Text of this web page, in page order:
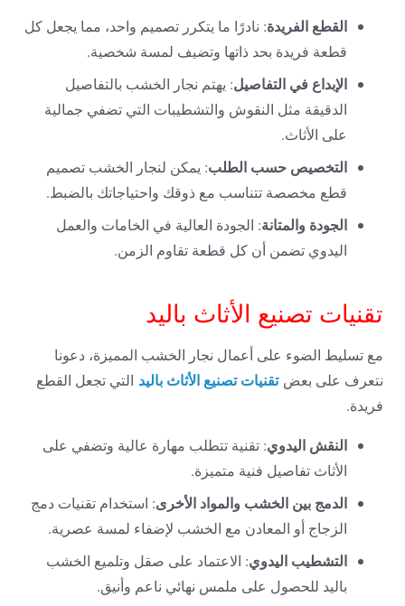
القطع الفريدة: نادرًا ما يتكرر تصميم واحد، مما يجعل كل
قطعة فريدة بحد ذاتها وتضيف لمسة شخصية.
الإبداع في التفاصيل: يهتم نجار الخشب بالتفاصيل
الدقيقة مثل النقوش والتشطيبات التي تضفي جمالية
على الأثاث.
التخصيص حسب الطلب: يمكن لنجار الخشب تصميم
قطع مخصصة تتناسب مع ذوقك واحتياجاتك بالضبط.
الجودة والمتانة: الجودة العالية في الخامات والعمل
اليدوي تضمن أن كل قطعة تقاوم الزمن.
تقنيات تصنيع الأثاث باليد
مع تسليط الضوء على أعمال نجار الخشب المميزة، دعونا
نتعرف على بعض تقنيات تصنيع الأثاث باليد التي تجعل القطع
فريدة.
النقش اليدوي: تقنية تتطلب مهارة عالية وتضفي على
الأثاث تفاصيل فنية متميزة.
الدمج بين الخشب والمواد الأخرى: استخدام تقنيات دمج
الزجاج أو المعادن مع الخشب لإضفاء لمسة عصرية.
التشطيب اليدوي: الاعتماد على صقل وتلميع الخشب
باليد للحصول على ملمس نهائي ناعم وأنيق.